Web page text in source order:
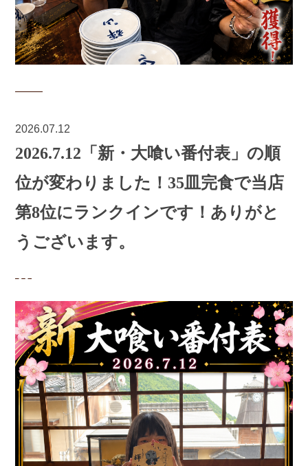
2026.07.12
2026.7.12「新・大喰い番付表」の順
位が変わりました！35皿完食で当店
第8位にランクインです！ありがと
うございます。